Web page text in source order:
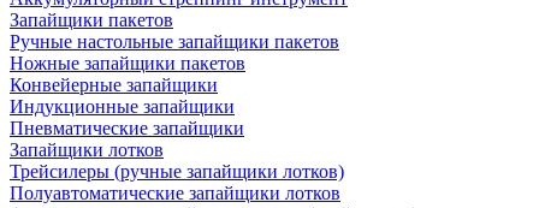
Запайщики пакетов
Ручные настольные запайщики пакетов
Ножные запайщики пакетов
Конвейерные запайщики
Индукционные запайщики
Пневматические запайщики
Запайщики лотков
Трейсилеры (ручные запайщики лотков)
Полуавтоматические запайщики лотков